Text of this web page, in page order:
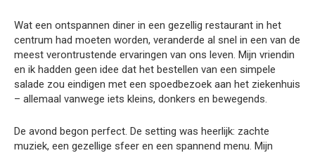
Wat een ontspannen diner in een gezellig restaurant in het
centrum had moeten worden, veranderde al snel in een van de
meest verontrustende ervaringen van ons leven. Mijn vriendin
en ik hadden geen idee dat het bestellen van een simpele
salade zou eindigen met een spoedbezoek aan het ziekenhuis
– allemaal vanwege iets kleins, donkers en bewegends.
De avond begon perfect. De setting was heerlijk: zachte
muziek, een gezellige sfeer en een spannend menu. Mijn